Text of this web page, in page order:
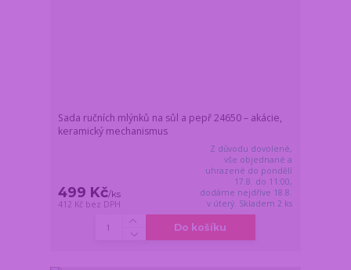
Sada ručních mlýnků na sůl a pepř 24650 – akácie,
keramický mechanismus
499 Kč/ks
412 Kč bez DPH
Z důvodu dovolené,
vše objednané a
uhrazené do pondělí
17.8. do 11:00,
dodáme nejdříve 18.8.
v úterý. Skladem 2 ks
Do košíku